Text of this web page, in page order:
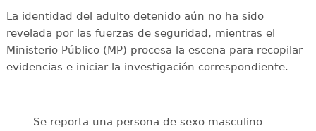
La identidad del adulto detenido aún no ha sido
revelada por las fuerzas de seguridad, mientras el
Ministerio Público (MP) procesa la escena para recopilar
evidencias e iniciar la investigación correspondiente.
Se reporta una persona de sexo masculino